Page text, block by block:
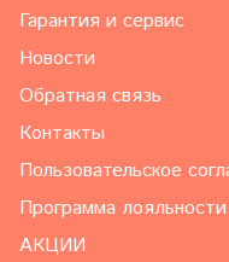
Гарантия и сервис
Новости
Обратная связь
Контакты
Пользовательское
Программа лояльности
АКЦИИ